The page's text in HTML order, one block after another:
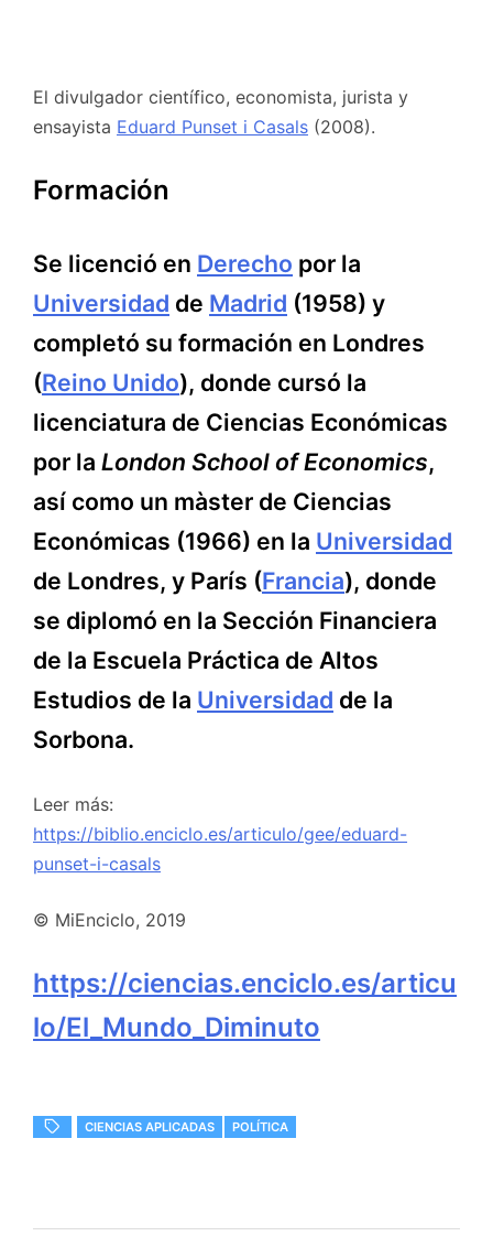
El divulgador científico, economista, jurista y
ensayista Eduard Punset i Casals (2008).
Formación
Se licenció en Derecho por la
Universidad de Madrid (1958) y
completó su formación en Londres
(Reino Unido), donde cursó la
licenciatura de Ciencias Económicas
por la London School of Economics,
así como un màster de Ciencias
Económicas (1966) en la Universidad
de Londres, y París (Francia), donde
se diplomó en la Sección Financiera
de la Escuela Práctica de Altos
Estudios de la Universidad de la
Sorbona.
Leer más:
https://biblio.enciclo.es/articulo/gee/eduard-
punset-i-casals
© MiEnciclo, 2019
https://ciencias.enciclo.es/articu
lo/El_Mundo_Diminuto
CIENCIAS APLICADAS POLÍTICA